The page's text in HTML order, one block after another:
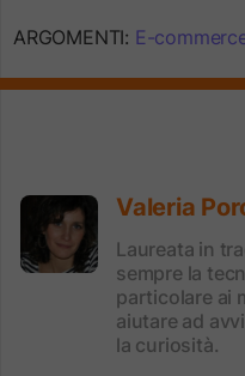
ARGOMENTI: E-
Valeria
Laureata in
sempre la
particolare ai
aiutare ad
la curiosità.